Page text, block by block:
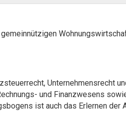
Unternehmensrecht
und Finanzwesens
ist auch das Erlernen der